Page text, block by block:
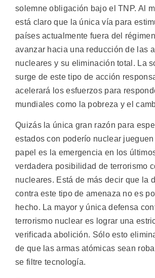
solemne obligación bajo el TNP. Al
está claro que la única vía para
países actualmente fuera del
avanzar hacia una reducción de las
nucleares y su eliminación total. La
surge de este tipo de acción
acelerará los esfuerzos para
mundiales como la pobreza y el
Quizás la única gran razón para
estados con poderío nuclear
papel es la emergencia en los
verdadera posibilidad de terrorismo
nucleares. Está de más decir que la
contra este tipo de amenaza no es
hecho. La mayor y única defensa
terrorismo nuclear es lograr una
verificada abolición. Sólo esto
de que las armas atómicas sean
se filtre tecnología.